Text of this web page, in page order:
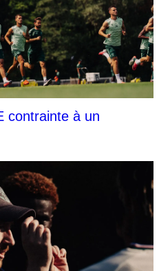
contrainte à un